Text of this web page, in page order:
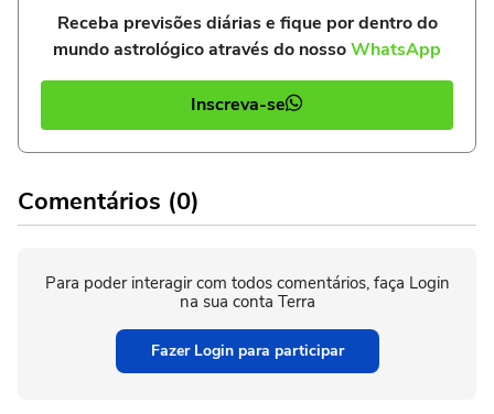
Receba previsões diárias e fique por dentro do
mundo astrológico através do nossoWhatsApp
Inscreva-se
Comentários (0)
Para poder interagir com todos comentários, faça Login
na sua conta Terra
Fazer Login para participar